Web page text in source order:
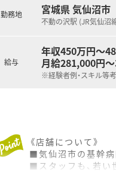
勤務地 宮城県 気仙沼市
不動の沢駅 (JR気仙沼
給与
年収450万円～
月給281,000円
※経験者例・スキル等
《店舗について》
■気仙沼市の基幹病
■スタッフも、若い